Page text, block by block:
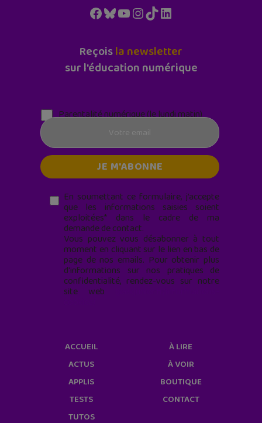
Facebook
Bluesky
YouTube
Instagram
TikTokLinkedIn
Reçoisla newsletter
sur l'éducation numérique
Parentalité numérique (le lundi matin)
En soumettant ce formulaire, j’accepte
que les informations saisies soient
exploitées* dans le cadre de ma
demande de contact.
Vous pouvez vous désabonner à tout
moment en cliquant sur le lien en bas de
page de nos emails. Pour obtenir plus
d'informations sur nos pratiques de
confidentialité, rendez-vous sur notre
site web
ACCUEIL
ACTUS
APPLIS
TESTS
TUTOS
À LIRE
À VOIR
BOUTIQUE
CONTACT